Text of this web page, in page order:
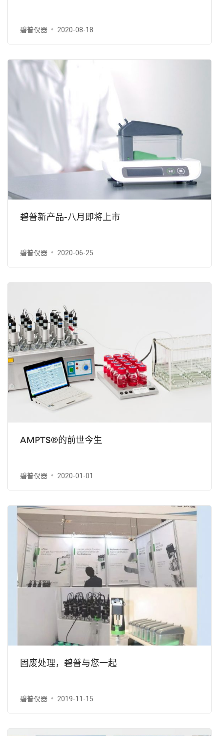
碧普仪器 2020-08-18
碧普新产品-八月即将上市
碧普仪器 2020-06-25
AMPTS®的前世今生
碧普仪器 2020-01-01
固废处理，碧普与您一起
碧普仪器 2019-11-15